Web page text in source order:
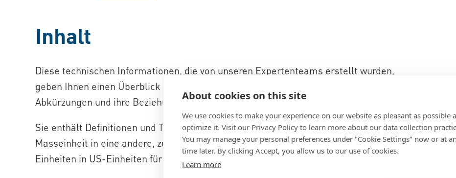
About cookies on this site
We use cookies to make your experience on our website as pleasant as possible
optimize it. Visit our Privacy Policy to learn more about our data collection
You may manage your personal preferences under "Cookie Settings" now or at
time later. By clicking Accept, you allow us to our use of cookies.
Learn more
Inhalt
Diese technischen Informationen, die von unseren Expertenteams erstellt wurden,
geben Ihnen einen Überblick über die verschiedenen SI-Einheiten, deren
Abkürzungen und ihre Beziehung zueinander.
Sie enthält Definitionen und Tabellen zur Umrechnung von Werten von einer
Masseinheit in eine andere, zum Beispiel die Umrechnung von metrischen
Einheiten in US-Einheiten für Länge, Gewicht, Fläche und mehr: